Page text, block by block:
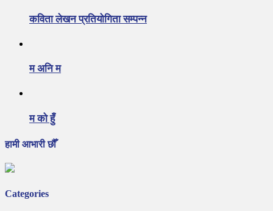
कविता लेखन प्रतियोगिता सम्पन्न
म अनि म
म को हुँ
हामी आभारी छौँ
Categories